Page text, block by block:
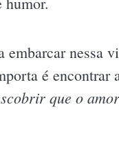
embarcar nessa
é encontrar
que o